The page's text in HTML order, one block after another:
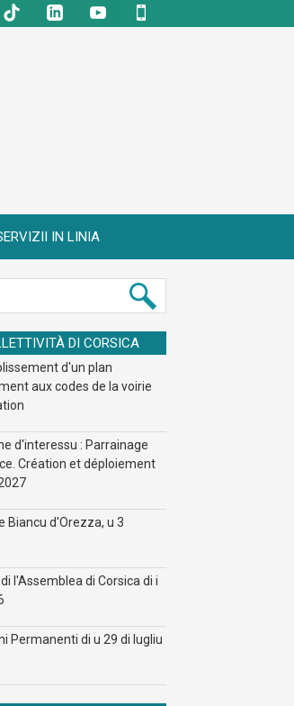
IN LINIA
DI CORSICA
d'un plan
aux codes de la voirie
d'interessu : Parrainage
Création et déploiement
Biancu d'Orezza, u 3
l'Assemblea di Corsica di i
Permanenti di u 29 di lugliu